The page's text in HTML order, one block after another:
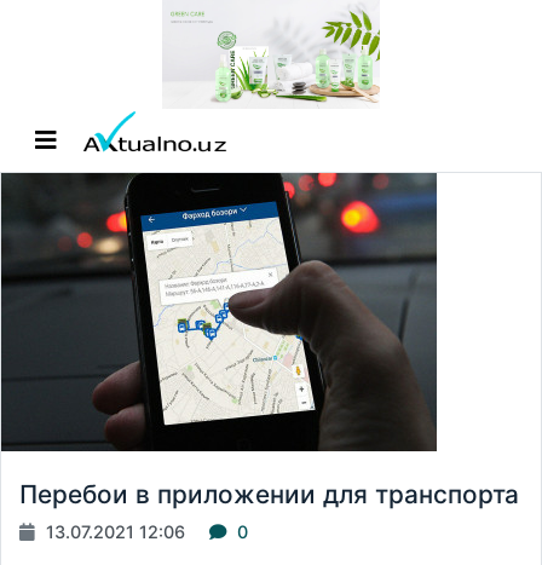
Перебои в приложении для транспорта
13.07.2021 12:06 0